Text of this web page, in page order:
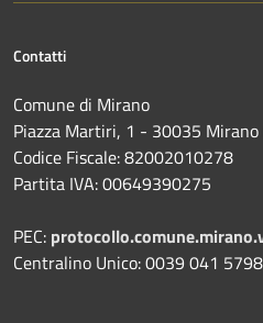
Contatti
Comune di Mirano
Piazza Martiri, 1 - 30035
Codice Fiscale: 82002010278
Partita IVA: 00649390275
PEC:
Centralino Unico: 0039 041